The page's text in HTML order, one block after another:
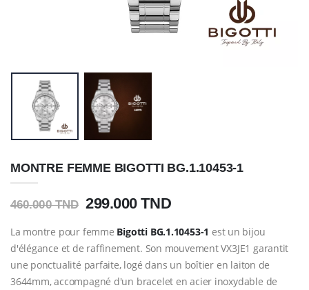
MONTRE FEMME BIGOTTI BG.1.10453-1
460.000 TND 299.000 TND
La montre pour femme BigottiBG.1.10453-1 est un bijou
d'élégance et de raffinement. Son mouvement VX3JE1 garantit
une ponctualité parfaite, logé dans un boîtier en laiton de
3644mm, accompagné d'un bracelet en acier inoxydable de